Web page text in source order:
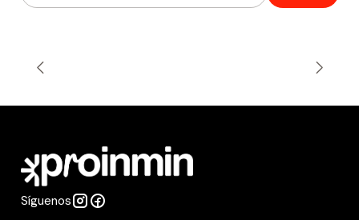
d
Síguenos